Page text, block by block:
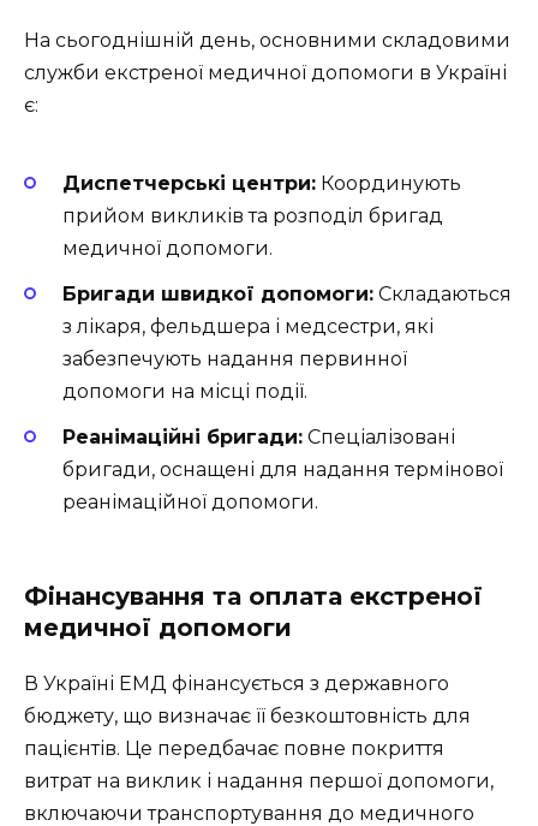
На сьогоднішній день, основними складовими
служби екстреної медичної допомоги в Україні
є:
Диспетчерські центри: Координують
прийом викликів та розподіл бригад
медичної допомоги.
Бригади швидкої допомоги: Складаються
з лікаря, фельдшера і медсестри, які
забезпечують надання первинної
допомоги на місці події.
Реанімаційні бригади: Спеціалізовані
бригади, оснащені для надання термінової
реанімаційної допомоги.
Фінансування та оплата екстреної
медичної допомоги
В Україні ЕМД фінансується з державного
бюджету, що визначає її безкоштовність для
пацієнтів. Це передбачає повне покриття
витрат на виклик і надання першої допомоги,
включаючи транспортування до медичного